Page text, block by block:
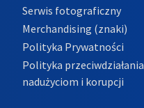
Serwis fotograficzny
Merchandising (znaki)
Polityka Prywatności
Polityka przeciwdziałania
nadużyciom i korupcji